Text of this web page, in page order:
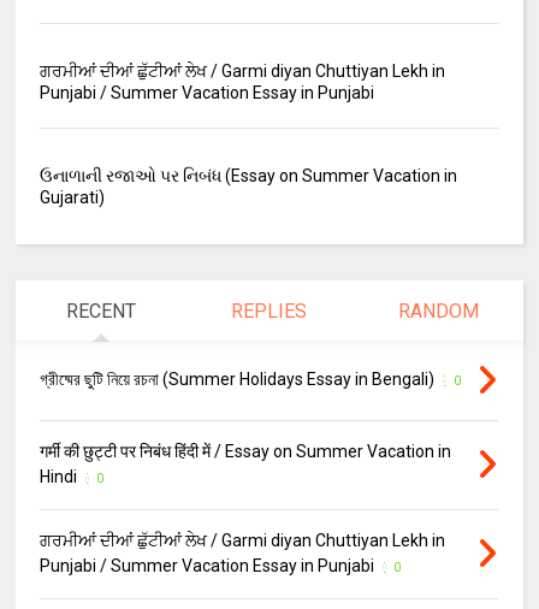
ਗਰਮੀਆਂ ਦੀਆਂ ਛੁੱਟੀਆਂ ਲੇਖ / Garmi diyan Chuttiyan Lekh in
Punjabi / Summer Vacation Essay in Punjabi
ઉનાળાની રજાઓ પર નિબંધ (Essay on Summer Vacation in
Gujarati)
RECENT REPLIES RANDOM
গ্রীষ্মের ছুটি নিয়ে রচনা (Summer Holidays Essay in Bengali) 0
गर्मी की छुट्टी पर निबंध हिंदी में / Essay on Summer Vacation in
Hindi
0
ਗਰਮੀਆਂ ਦੀਆਂ ਛੁੱਟੀਆਂ ਲੇਖ / Garmi diyan Chuttiyan Lekh in
Punjabi / Summer Vacation Essay in Punjabi
0